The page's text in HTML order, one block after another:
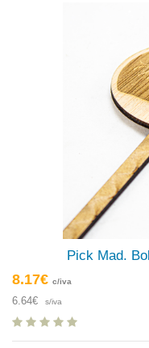
Pick Mad.
8.17€ c/iva
6.64€ s/iva